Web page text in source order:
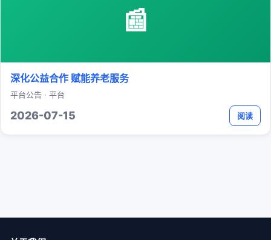
📰
深化公益合作 赋能养老服务
平台公告 · 平台
2026-07-15 阅读